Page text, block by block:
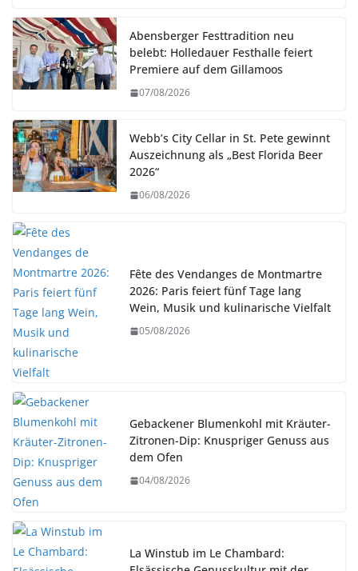
Abensberger Festtradition neu
belebt: Holledauer Festhalle feiert
Premiere auf dem Gillamoos
07/08/2026
Webb’s City Cellar in St. Pete gewinnt
Auszeichnung als „Best Florida Beer
2026“
06/08/2026
Fête des Vendanges de Montmartre
2026: Paris feiert fünf Tage lang
Wein, Musik und kulinarische Vielfalt
05/08/2026
Gebackener Blumenkohl mit Kräuter-
Zitronen-Dip: Knuspriger Genuss aus
dem Ofen
04/08/2026
La Winstub im Le Chambard: